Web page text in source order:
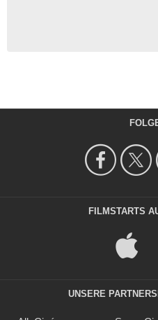
FILMSTARTS
UNSERE